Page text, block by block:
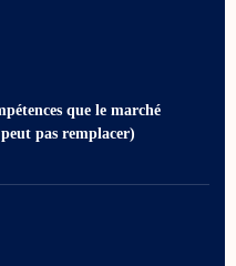
que le marché
pas remplacer)